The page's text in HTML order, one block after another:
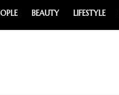
BEAUTY LIFESTYLE